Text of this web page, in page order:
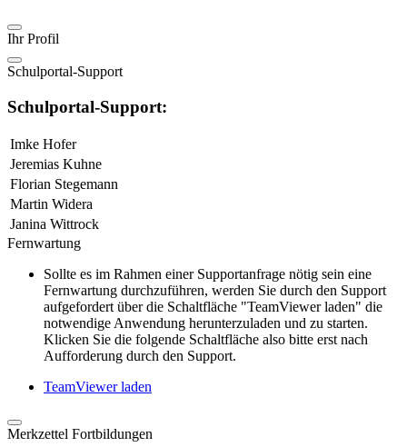
Ihr Profil
Schulportal-Support
Schulportal-Support:
Imke Hofer
Jeremias Kuhne
Florian Stegemann
Martin Widera
Janina Wittrock
Fernwartung
Sollte es im Rahmen einer Supportanfrage nötig sein eine
Fernwartung durchzuführen, werden Sie durch den Support
aufgefordert über die Schaltfläche "TeamViewer laden" die
notwendige Anwendung herunterzuladen und zu starten.
Klicken Sie die folgende Schaltfläche also bitte erst nach
Aufforderung durch den Support.
TeamViewer laden
Merkzettel Fortbildungen